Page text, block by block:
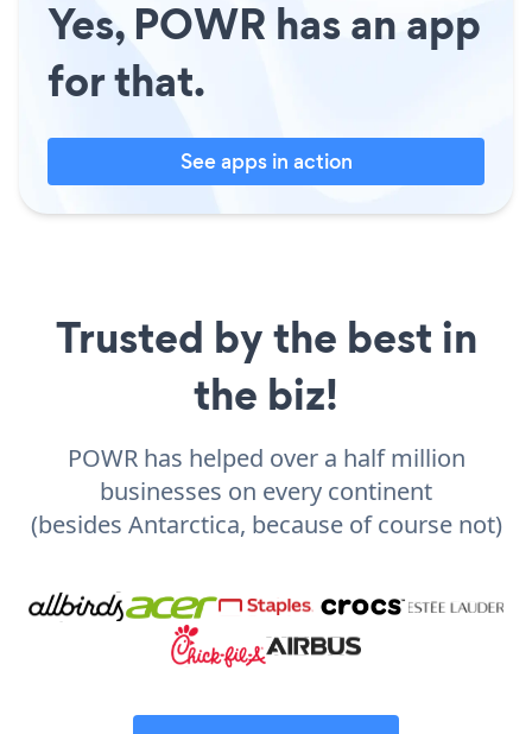
Yes, POWR has an app
for that.
See apps in action
Trusted by the best in
the biz!
POWR has helped over a half million
businesses on every continent
(besides Antarctica, because of course not)